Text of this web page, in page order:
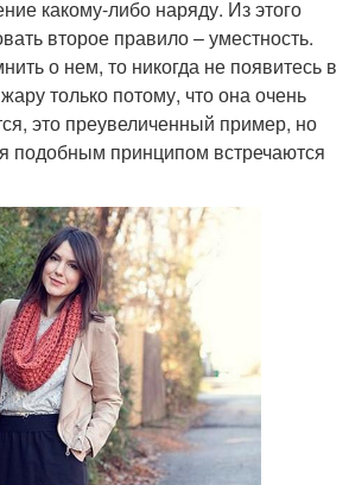
какому-либо наряду. Из этого
второе правило – уместность.
о нем, то никогда не появитесь в
только потому, что она очень
это преувеличенный пример, но
подобным принципом встречаются